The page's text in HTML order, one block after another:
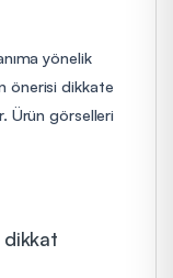
yönelik
önerisi dikkate
Ürün görselleri
dikkat